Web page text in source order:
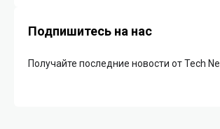
Подпишитесь на нас
Получайте последние новости от Tech